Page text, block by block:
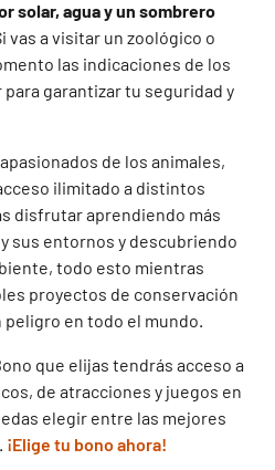
solar, agua y un sombrero
vas a visitar un zoológico o
las indicaciones de los
garantizar tu seguridad y
de los animales,
ilimitado a distintos
disfrutar aprendiendo más
sus entornos y descubriendo
todo esto mientras
proyectos de conservación
en todo el mundo.
que elijas tendrás acceso a
de atracciones y juegos en
elegir entre las mejores
¡Elige tu bono ahora!